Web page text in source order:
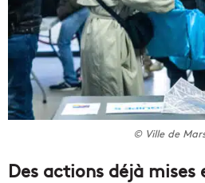
© Ville de
Des actions déjà mises